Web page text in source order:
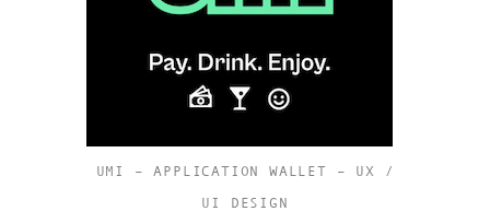
UMI – APPLICATION WALLET – UX /
UI DESIGN